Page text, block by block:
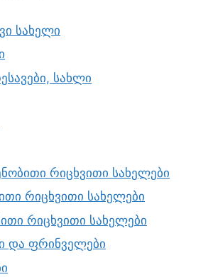
სახელი
სახლი
რიცხვითი სახელები
რიცხვითი სახელები
რიცხვითი სახელები
და ფრინველები